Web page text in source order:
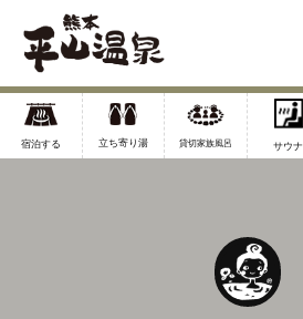
宿泊する 立ち寄り湯 貸切家族風呂 サウナ